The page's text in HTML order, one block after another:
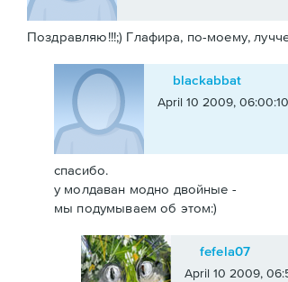
Поздравляю!!!;) Глафира, по-моему,
blackabbat
April 10 2009,
спасибо.
у молдаван модно двойные -
мы подумываем об этом:)
fefela07
April 10 2009,